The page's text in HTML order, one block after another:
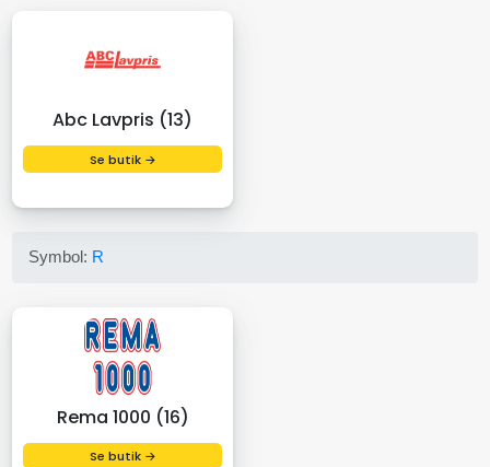
Abc Lavpris (13)
Se butik →
Symbol: R
Rema 1000 (16)
Se butik →